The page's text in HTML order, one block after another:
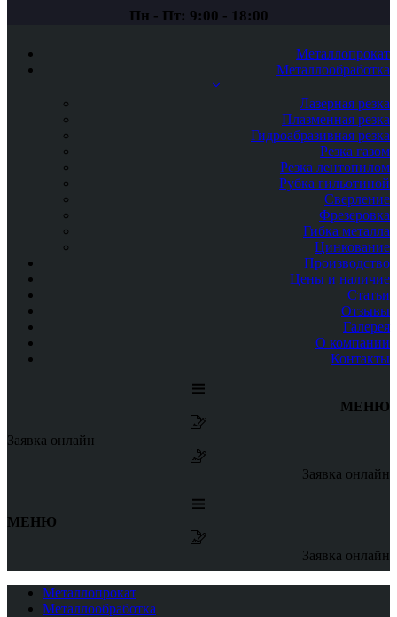
Пн - Пт: 9:00 - 18:00
Металлопрокат
Металлообработка
Лазерная резка
Плазменная резка
Гидроабразивная резка
Резка газом
Резка лентопилом
Рубка гильотиной
Сверление
Фрезеровка
Гибка металла
Цинкование
Производство
Цены и наличие
Статьи
Отзывы
Галерея
О компании
Контакты
МЕНЮ
Заявка онлайн
Заявка онлайн
МЕНЮ
Заявка онлайн
Металлопрокат
Металлообработка